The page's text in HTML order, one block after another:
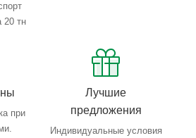
20 тн
при
Лучшие
предложения
Индивидуальные условия